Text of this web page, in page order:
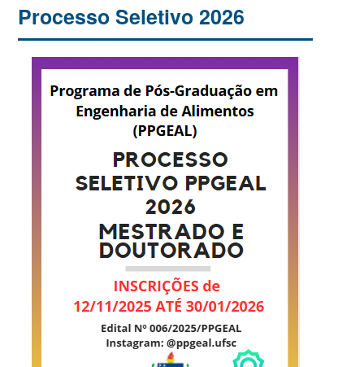
Processo Seletivo 2026